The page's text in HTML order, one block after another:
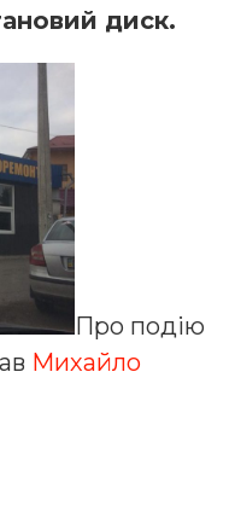
диск.
Про подію
Михайло